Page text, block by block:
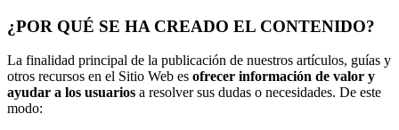
¿POR QUÉ SE HA CREADO EL CONTENIDO?
La finalidad principal de la publicación de nuestros artículos, guías y
otros recursos en el Sitio Web es ofrecer información de valor y
ayudar a los usuarios a resolver sus dudas o necesidades. De este
modo: